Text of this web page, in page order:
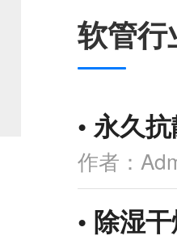
软管
• 永久
作者：
• 除湿